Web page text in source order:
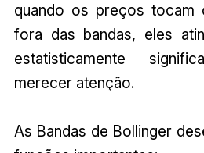
quando os preços tocam
fora das bandas, eles
estatisticamente
merecer atenção.
As Bandas de Bollinger